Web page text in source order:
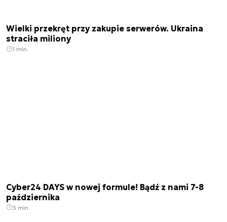
Wielki przekręt przy zakupie serwerów. Ukraina
straciła miliony
1 min.
Cyber24 DAYS w nowej formule! Bądź z nami 7-8
października
3 min.